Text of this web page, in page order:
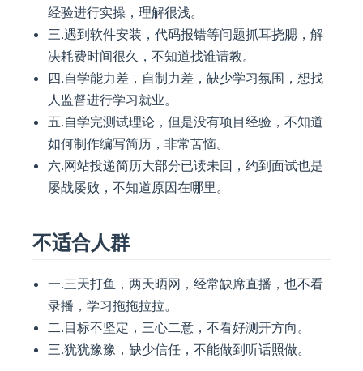
经验进行实操，理解很浅。
三.遇到软件安装，代码报错等问题抓耳挠腮，解
决耗费时间很久，不知道找谁请教。
四.自学能力差，自制力差，缺少学习氛围，想找
人监督进行学习就业。
五.自学完测试理论，但是没有项目经验，不知道
如何制作编写简历，非常苦恼。
六.网站投递简历大部分已读未回，约到面试也是
屡战屡败，不知道原因在哪里。
不适合人群
一.三天打鱼，两天晒网，经常缺席直播，也不看
录播，学习拖拖拉拉。
二.目标不坚定，三心二意，不看好测开方向。
三.犹犹豫豫，缺少信任，不能做到听话照做。